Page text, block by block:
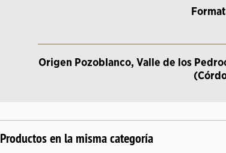
Origen Pozoblanco, Valle de los
Productos en la misma categoría